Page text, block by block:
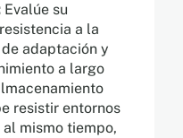
Evalúe su
a la
adaptación y
a largo
resistir entornos
mismo tiempo,